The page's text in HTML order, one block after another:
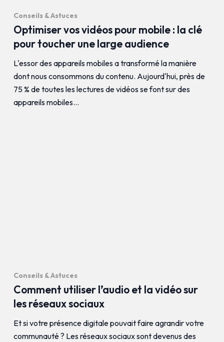
Conseils & Astuces
Optimiser vos vidéos pour mobile : la clé
pour toucher une large audience
L'essor des appareils mobiles a transformé la manière
dont nous consommons du contenu. Aujourd'hui, près de
75 % de toutes les lectures de vidéos se font sur des
appareils mobiles…
Conseils & Astuces
Comment utiliser l’audio et la vidéo sur
les réseaux sociaux
Et si votre présence digitale pouvait faire agrandir votre
communauté ? Les réseaux sociaux sont devenus des